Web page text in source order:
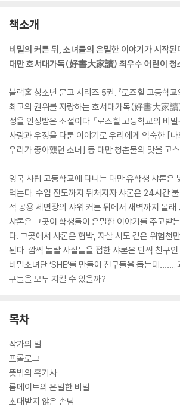
책소개
비밀의 커튼 뒤, 소녀들의 은밀한 이야기가 시작된
대만 호서대가독(好書大家讀) 최우수 어린이 청
블랙홀 청소년 문고 시리즈 5권. 『로즈힐 고등학교
최고의 권위를 자랑하는 호서대가독(好書大家
성을 인정받은 소설이다. 『로즈힐 고등학교의 비
사랑과 우정을 다룬 이야기로 우리에게 익숙한 [
우리가 좋아했던 소녀] 등 대만 청춘물의 맛을 고
영국 사립 고등학교에 다니는 대만 유학생 샤론은
먹는다. 수업 진도까지 뒤처지자 샤론은 24시간
석 공용 세면장의 샤워 커튼 뒤에서 새벽까지 몰래
샤론은 그곳이 학생들이 은밀한 이야기를 주고받
다. 그곳에서 샤론은 협박, 자살 시도 같은 위험천
된다. 깜짝 놀랄 사실들을 접한 샤론은 단짝 친구
비밀소녀단 ‘SHE’를 만들어 친구들을 돕는데…….
구들을 모두 지킬 수 있을까?
목차
작가의 말
프롤로그
뜻밖의 흑기사
룸메이트의 은밀한 비밀
초대받지 않은 손님